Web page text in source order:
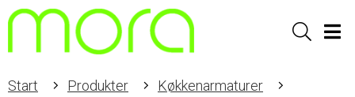
Sök
Start Produkter
Køkkenarmaturer